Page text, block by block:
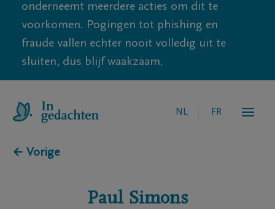
onderneemt meerdere acties om dit te
voorkomen. Pogingen tot phishing en
fraude vallen echter nooit volledig uit te
sluiten, dus blijf waakzaam.
NL FR
← Vorige
Paul Simons